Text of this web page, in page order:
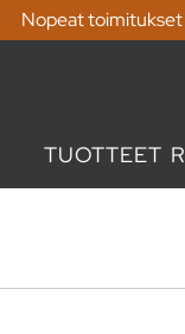
Nopeat
TUOTTEET